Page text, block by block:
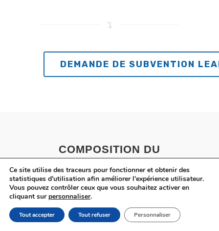
DEMANDE DE SUBVENTION
COMPOSITION DU
COMITÉ DE
PROGRAMMATION
Le comité de programmation est
l’instance décisionnelle de TERH GAL
DE L’OUEST, il se réunit au moins 4
Ce site utilise des traceurs pour fonctionner et obtenir des
statistiques d'utilisation afin améliorer l'expérience utilisateur.
Vous pouvez contrôler ceux que vous souhaitez activer en
cliquant sur personnaliser.
Tout accepter Tout refuser Personnaliser